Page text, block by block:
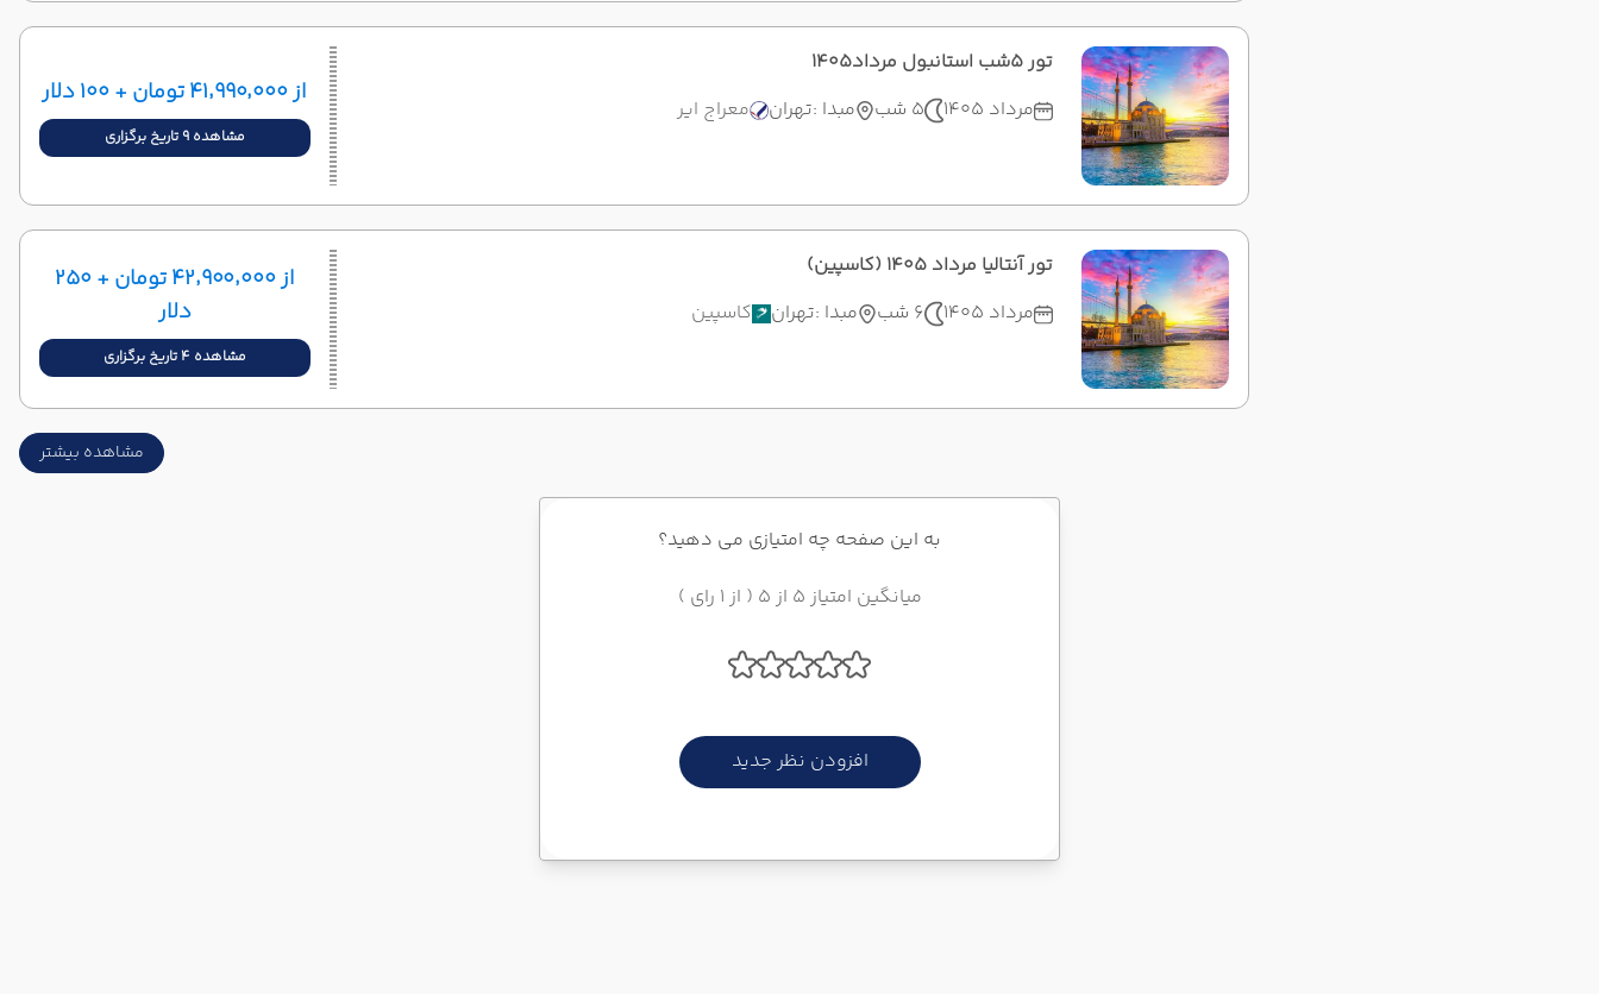
تور 5شب استانبول مرداد1405
مرداد 1405
5 شب مبدا :تهران معراج ایر
از ۴۱٬۹۹۰٬۰۰۰ تومان + ۱۰۰ دلار
مشاهده 9 تاریخ برگزاری
تور آنتالیا مرداد 1405 (کاسپین)
مرداد 1405
6 شب مبدا :تهران کاسپین
از ۴۲٬۹۰۰٬۰۰۰ تومان + ۲۵۰
دلار
مشاهده 4 تاریخ برگزاری
مشاهده بیشتر
به این صفحه چه امتیازی می دهید؟
میانگین امتیاز 5 از 5 ( از 1 رای )
افزودن نظر جدید